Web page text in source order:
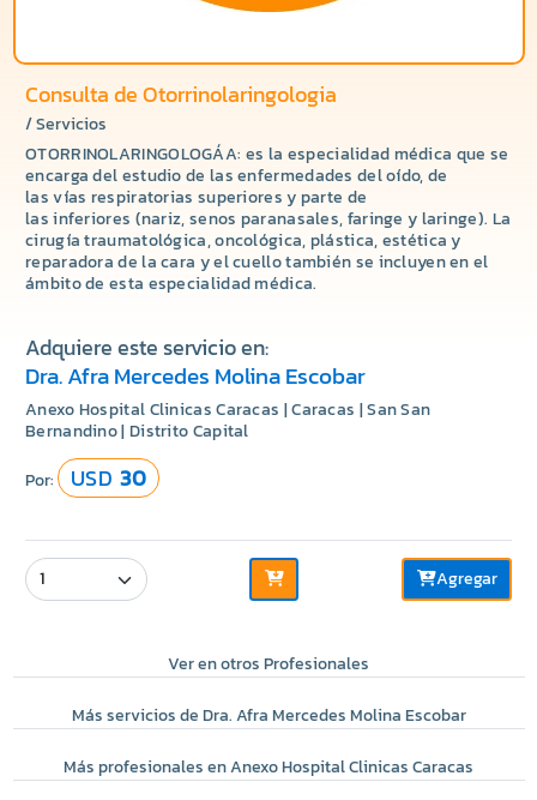
Consulta de Otorrinolaringologia
/ Servicios
OTORRINOLARINGOLOGÁA: es la especialidad médica que se
encarga del estudio de las enfermedades del oído, de
las vías respiratorias superiores y parte de
las inferiores (nariz, senos paranasales, faringe y laringe). La
cirugía traumatológica, oncológica, plástica, estética y
reparadora de la cara y el cuello también se incluyen en el
ámbito de esta especialidad médica.
Adquiere este servicio en:
Dra. Afra Mercedes Molina Escobar
Anexo Hospital Clinicas Caracas | Caracas | San San
Bernandino | Distrito Capital
Por: USD30
Agregar
Ver en otros Profesionales
Más servicios de Dra. Afra Mercedes Molina Escobar
Más profesionales en Anexo Hospital Clinicas Caracas